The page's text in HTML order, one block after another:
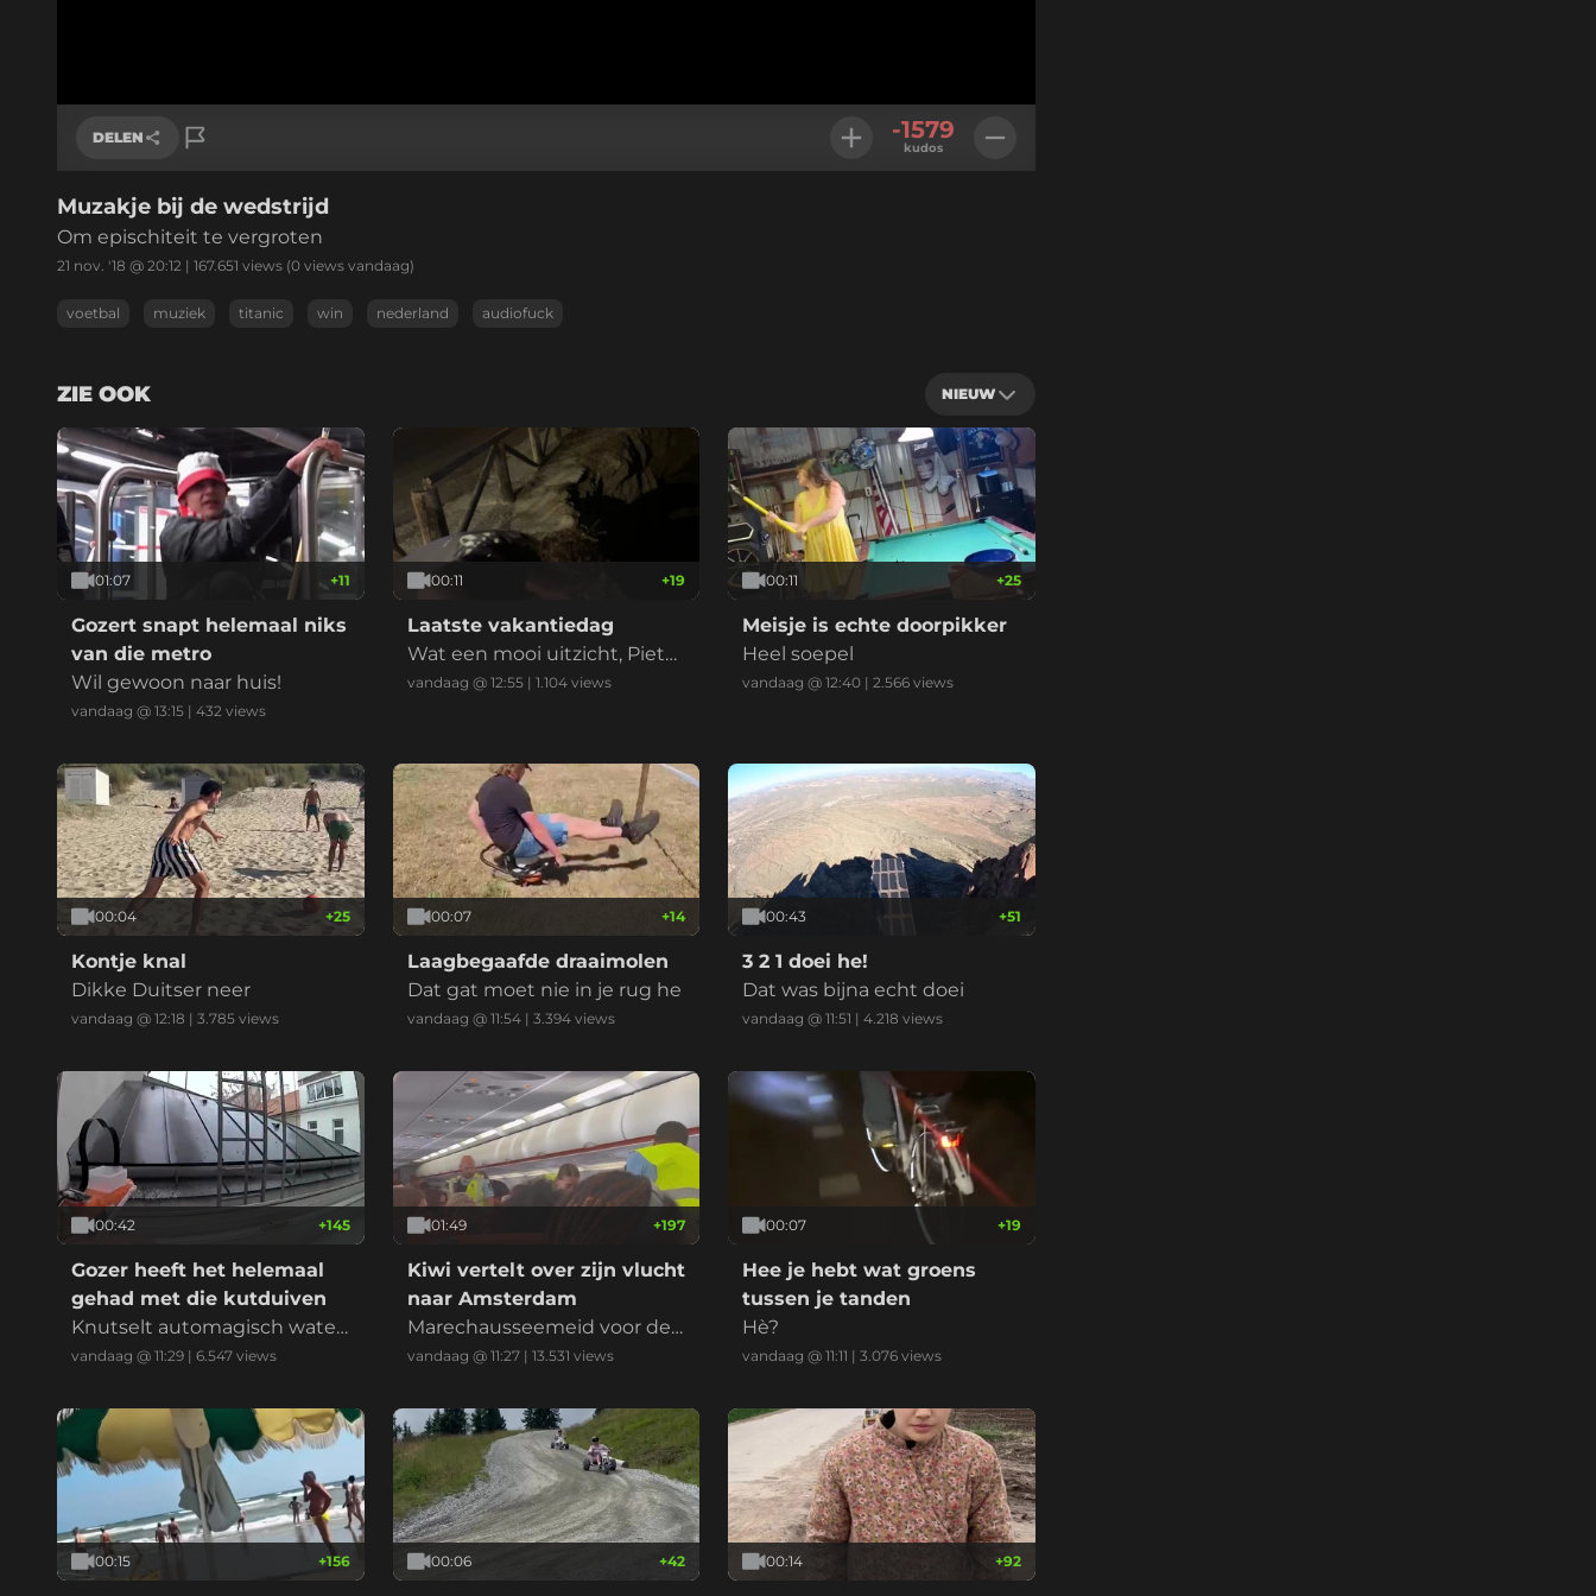
DELEN
Link kopiëren
-1579
kudos
Muzakje bij de wedstrijd
Om epischiteit te vergroten
21 nov. '18 @ 20:12 | 167.651 views (0 views vandaag)
voetbal muziek titanic win nederland audiofuck
ZIE OOK NIEUW
01:07 +11
Gozert snapt helemaal niks
van die metro
Wil gewoon naar huis!
vandaag @ 13:15 | 432 views
00:11 +19
Laatste vakantiedag
Wat een mooi uitzicht, Pieter
tje
vandaag @ 12:55| 1.104views
00:11 +25
Meisje is echte doorpikker
Heel soepel
vandaag @ 12:40 |2.566 views
00:04 +25
Kontje knal
Dikke Duitser neer
vandaag @ 12:18 | 3.785 views
00:07 +14
Laagbegaafde draaimolen
Dat gat moet nie in je rug he
vandaag @ 11:54| 3.394views
00:43 +51
3 2 1 doei he!
Dat was bijna echt doei
vandaag @ 11:51 |4.218 views
00:42 +145
Gozer heeft het helemaal
gehad met die kutduiven
Knutselt automagisch water
pistool om ze weg te jagen
vandaag @ 11:29 | 6.547 views
01:49 +197
Kiwi vertelt over zijn vlucht
naar Amsterdam
Marechausseemeid voor de
win!
vandaag @ 11:27| 13.531 views
00:07 +19
Hee je hebt wat groens
tussen je tanden
Hè?
vandaag @ 11:11 |3.076 views
00:15 +156 00:06 +42 00:14 +92